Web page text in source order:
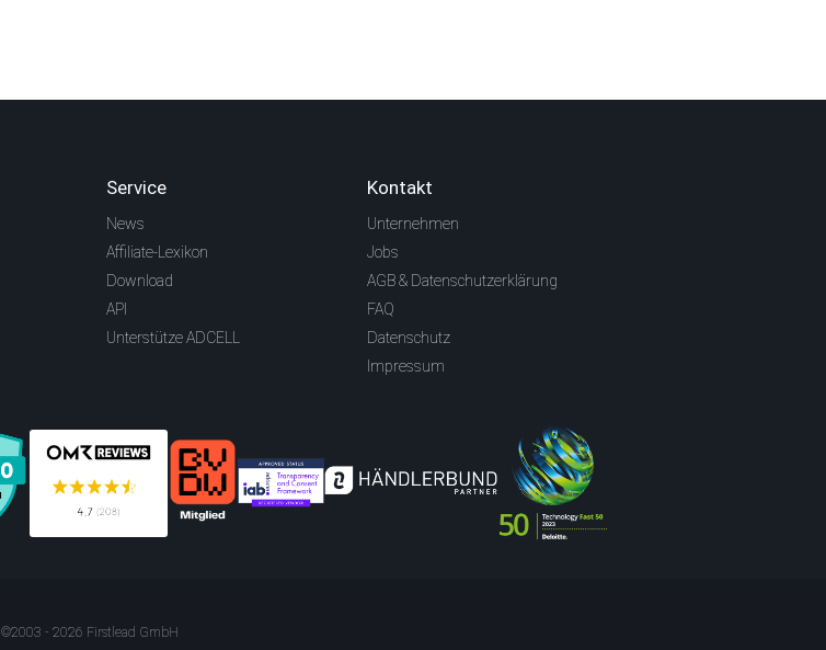
Service
News
Affiliate-Lexikon
Download
API
Unterstütze ADCELL
Kontakt
Unternehmen
Jobs
AGB & Datenschutzerklärung
FAQ
Datenschutz
Impressum
©2003 - 2026 Firstlead GmbH